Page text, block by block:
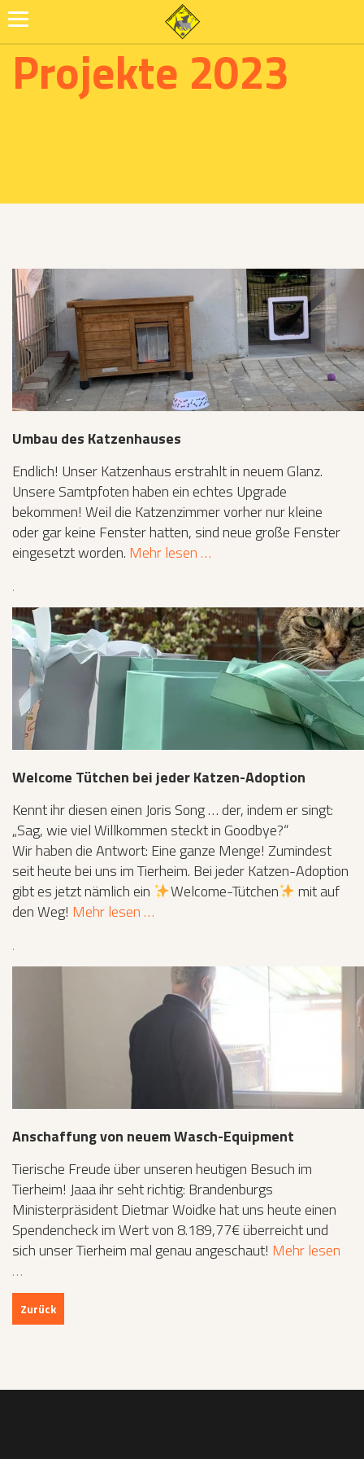
Projekte 2023
Umbau des Katzenhauses
Endlich! Unser Katzenhaus erstrahlt in neuem Glanz.
Unsere Samtpfoten haben ein echtes Upgrade
bekommen! Weil die Katzenzimmer vorher nur kleine
oder gar keine Fenster hatten, sind neue große Fenster
eingesetzt worden. Mehr lesen …
‚
Welcome Tütchen bei jeder Katzen-Adoption
Kennt ihr diesen einen Joris Song … der, indem er singt:
„Sag, wie viel Willkommen steckt in Goodbye?“
Wir haben die Antwort: Eine ganze Menge! Zumindest
seit heute bei uns im Tierheim. Bei jeder Katzen-Adoption
gibt es jetzt nämlich ein
Welcome-Tütchen
mit auf
den Weg! Mehr lesen …
‚
Anschaffung von neuem Wasch-Equipment
Tierische Freude über unseren heutigen Besuch im
Tierheim! Jaaa ihr seht richtig: Brandenburgs
Ministerpräsident Dietmar Woidke hat uns heute einen
Spendencheck im Wert von 8.189,77€ überreicht und
sich unser Tierheim mal genau angeschaut! Mehr lesen
…
Zurück